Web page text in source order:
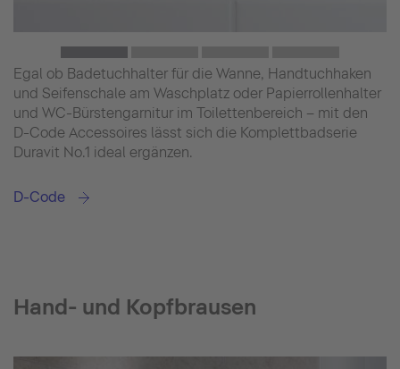
Egal ob Badetuchhalter für die Wanne, Handtuchhaken
und Seifenschale am Waschplatz oder Papierrollenhalter
und WC-Bürstengarnitur im Toilettenbereich – mit den
D-Code Accessoires lässt sich die Komplettbadserie
Duravit No.1 ideal ergänzen.
D-Code
Hand- und Kopfbrausen